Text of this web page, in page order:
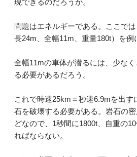
問題はエネルギーである。ここで
長24m、全幅11m、重量180t）を例
全幅11mの車体が潜るには、少な
る必要があるだろう。
これで時速25km＝秒速6.9mを出す
石を破壊する必要がある。岩石の
どなので、1秒間に1800t、自重の
ればならない。